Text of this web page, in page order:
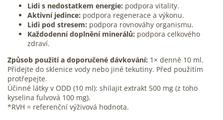
Lidi s nedostatkem energie: podpora vitality.
Aktivní jedince: podpora regenerace a výkonu.
Lidi pod stresem: podpora rovnováhy organismu.
Každodenní doplnění minerálů: podpora celkového
zdraví.
Způsob použití a doporučené dávkování: 1× denně 10 ml.
Přidejte do sklenice vody nebo jiné tekutiny. Před použitím
protřepejte.
Účinné látky v ODD (10 ml): shilajit extrakt 500 mg (z toho
kyselina fulvová 100 mg).
*RVH = referenční výživová hodnota.